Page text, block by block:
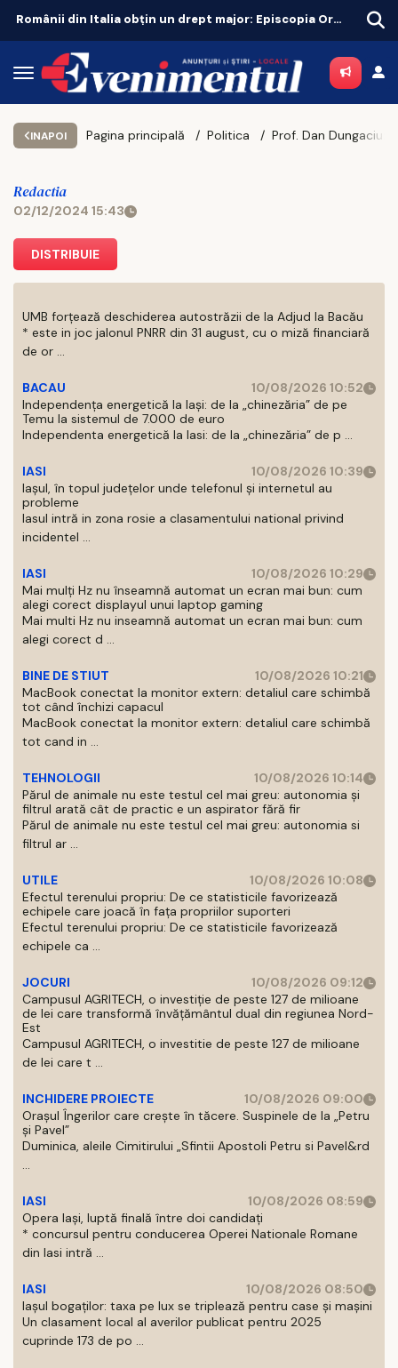
Românii din Italia obțin un drept major: Episcopia Ortodoxă Română, recunoscută oficial
INAPOI Pagina principală Politica
Redactia
02/12/2024 15:43
DISTRIBUIE
UMB forțează deschiderea autostrăzii de la Adjud la Bacău
* este in joc jalonul PNRR din 31 august, cu o miză financiară
de or ...
BACAU
10/08/2026 10:52
Independența energetică la Iași: de la „chinezăria” de pe
Temu la sistemul de 7.000 de euro
Independenta energetică la Iasi: de la „chinezăria” de p ...
IASI
10/08/2026 10:39
Iașul, în topul județelor unde telefonul și internetul au
probleme
Iasul intră in zona rosie a clasamentului national privind
incidentel ...
IASI
10/08/2026 10:29
Mai mulți Hz nu înseamnă automat un ecran mai bun: cum
alegi corect displayul unui laptop gaming
Mai multi Hz nu inseamnă automat un ecran mai bun: cum
alegi corect d ...
BINE DE STIUT
10/08/2026 10:21
MacBook conectat la monitor extern: detaliul care schimbă
tot când închizi capacul
MacBook conectat la monitor extern: detaliul care schimbă
tot cand in ...
TEHNOLOGII
10/08/2026 10:14
Părul de animale nu este testul cel mai greu: autonomia și
filtrul arată cât de practic e un aspirator fără fir
Părul de animale nu este testul cel mai greu: autonomia si
filtrul ar ...
UTILE
10/08/2026 10:08
Efectul terenului propriu: De ce statisticile favorizează
echipele care joacă în fața propriilor suporteri
Efectul terenului propriu: De ce statisticile favorizează
echipele ca ...
JOCURI
10/08/2026 09:12
Campusul AGRITECH, o investiție de peste 127 de milioane
de lei care transformă învățământul dual din regiunea Nord-
Est
Campusul AGRITECH, o investitie de peste 127 de milioane
de lei care t ...
INCHIDERE PROIECTE
10/08/2026 09:00
Orașul Îngerilor care crește în tăcere. Suspinele de la „Petru
și Pavel”
Duminica, aleile Cimitirului „Sfintii Apostoli Petru si Pavel&rd
...
IASI
10/08/2026 08:59
Opera Iași, luptă finală între doi candidați
* concursul pentru conducerea Operei Nationale Romane
din Iasi intră ...
IASI
10/08/2026 08:50
Iașul bogaților: taxa pe lux se triplează pentru case și mașini
Un clasament local al averilor publicat pentru 2025
cuprinde 173 de po ...